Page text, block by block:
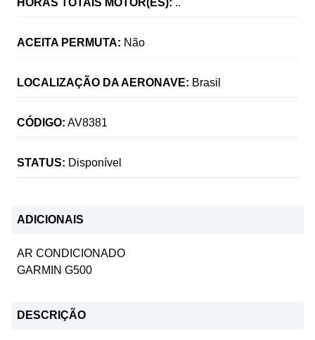
HORAS TOTAIS MOTOR(ES): ..
ACEITA PERMUTA: Não
LOCALIZAÇÃO DA AERONAVE: Brasil
CÓDIGO: AV8381
STATUS: Disponível
ADICIONAIS
AR CONDICIONADO
GARMIN G500
DESCRIÇÃO